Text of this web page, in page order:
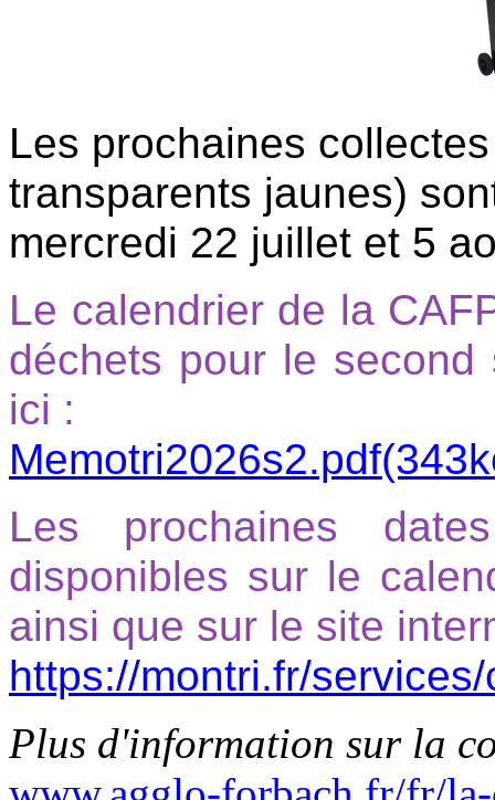
Les prochaines
transparents jaunes)
mercredi 22 juillet et 5
Le calendrier de la
déchets pour le
ici :
Les prochaines
disponibles sur le
ainsi que sur le site
https://montri.fr/
Plus d'information sur la